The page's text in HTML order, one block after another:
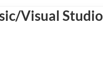
Visual Studio